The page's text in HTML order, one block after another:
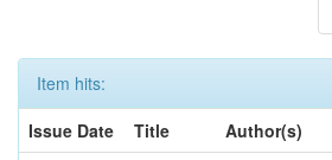
Item hits:
Issue Date
Title Author(s)